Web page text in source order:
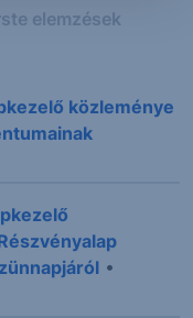
elemzések
közleménye
•